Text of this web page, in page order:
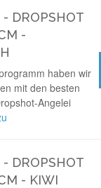
- DROPSHOT
-
haben wir
mit den besten
Angelei
- DROPSHOT
- KIWI